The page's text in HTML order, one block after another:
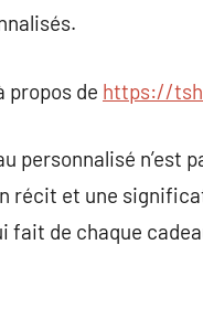
propos de https://
personnalisé n’est
récit et une
fait de chaque